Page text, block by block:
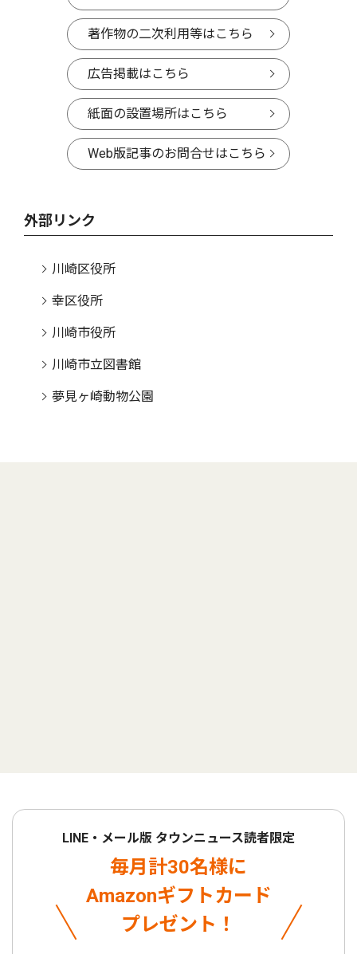
著作物の二次利用等はこちら
広告掲載はこちら
紙面の設置場所はこちら
Web版記事のお問合せはこちら
外部リンク
川崎区役所
幸区役所
川崎市役所
川崎市立図書館
夢見ヶ崎動物公園
LINE・メール版 タウンニュース読者限定
毎月計30名様に
Amazonギフトカード
プレゼント！